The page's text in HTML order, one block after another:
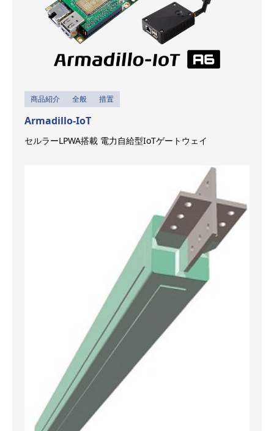
商品紹介 全般 措置
Armadillo-IoT
セルラーLPWA搭載 電力自給型IoTゲートウェイ